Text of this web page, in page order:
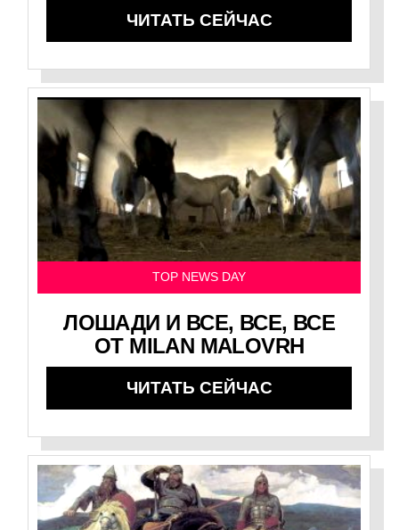
ЧИТАТЬ СЕЙЧАС
TOP NEWS DAY
ЛОШАДИ И ВСЕ, ВСЕ, ВСЕ
ОТ MILAN MALOVRH
ЧИТАТЬ СЕЙЧАС